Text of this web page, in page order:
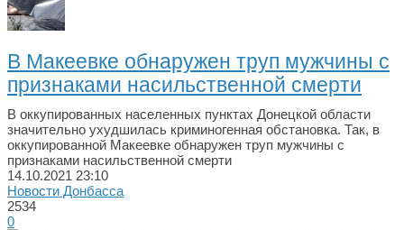
В Макеевке обнаружен труп мужчины с
признаками насильственной смерти
В оккупированных населенных пунктах Донецкой области
значительно ухудшилась криминогенная обстановка. Так, в
оккупированной Макеевке обнаружен труп мужчины с
признаками насильственной смерти
14.10.2021 23:10
Новости Донбасса
2534
0